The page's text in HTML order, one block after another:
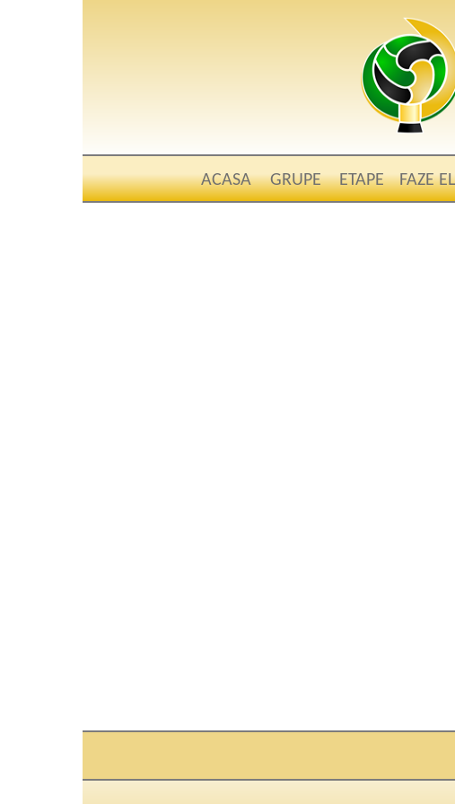
ACASA GRUPE ETAPE FAZE